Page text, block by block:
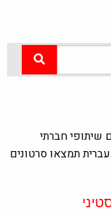
חברתי
תמצאו סרטונים